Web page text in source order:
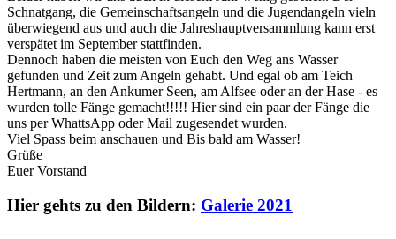
Schnatgang, die Gemeinschaftsangeln und die Jugendangeln vieln
überwiegend aus und auch die Jahreshauptversammlung kann erst
verspätet im September stattfinden.
Dennoch haben die meisten von Euch den Weg ans Wasser
gefunden und Zeit zum Angeln gehabt. Und egal ob am Teich
Hertmann, an den Ankumer Seen, am Alfsee oder an der Hase - es
wurden tolle Fänge gemacht!!!!! Hier sind ein paar der Fänge die
uns per WhattsApp oder Mail zugesendet wurden.
Viel Spass beim anschauen und Bis bald am Wasser!
Grüße
Euer Vorstand
Hier gehts zu den Bildern: Galerie 2021